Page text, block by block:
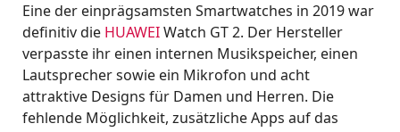
Eine der einprägsamsten Smartwatches in 2019 war
definitiv die HUAWEIWatch GT 2. Der Hersteller
verpasste ihr einen internen Musikspeicher, einen
Lautsprecher sowie ein Mikrofon und acht
attraktive Designs für Damen und Herren. Die
fehlende Möglichkeit, zusätzliche Apps auf das